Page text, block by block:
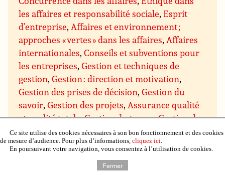
les affaires et responsabilité sociale,Esprit
d’entreprise,Affaires et environnement ;
approches « vertes » dans les affaires,Affaires
internationales,Conseils et subventions pour
les entreprises,Gestion et techniques de
gestion,Gestion : direction et motivation,
Gestion des prises de décision,Gestion du
savoir,Gestion des projets,Assurance qualité
et qualité totale,Gestion du temps,Gestion de
domaines particuliers,Gestion budgétaire et
financière,Gestion du personnel et des
ressources humaines,Gestion de l’immobilier,
de la propriété et du matériel
Ce site utilise des cookies nécessaires à son bon fonctionnement et des cookies
de mesure d’audience. Pour plus d’informations, cliquez ici.
En poursuivant votre navigation, vous consentez à l’utilisation de cookies.
Fermer